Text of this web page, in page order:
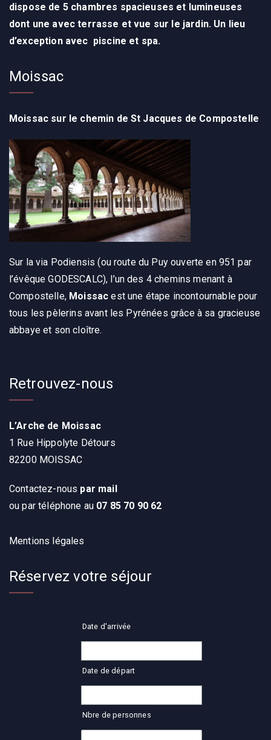
dispose de 5 chambres spacieuses et lumineuses
dont une avec terrasse et vue sur le jardin. Un lieu
d’exception avec piscine et spa.
Moissac
Moissac sur le chemin de St Jacques de Compostelle
Sur la via Podiensis (ou route du Puy ouverte en 951 par
l’évêque GODESCALC), l’un des 4 chemins menant à
Compostelle, Moissac est une étape incontournable pour
tous les pèlerins avant les Pyrénées grâce à sa gracieuse
abbaye et son cloître.
Retrouvez-nous
L’Arche de Moissac
1 Rue Hippolyte Détours
82200 MOISSAC
Contactez-nous par mail
ou par téléphone au 07 85 70 90 62
Mentions légales
Réservez votre séjour
Date d'arrivée
Date de départ
Nbre de personnes